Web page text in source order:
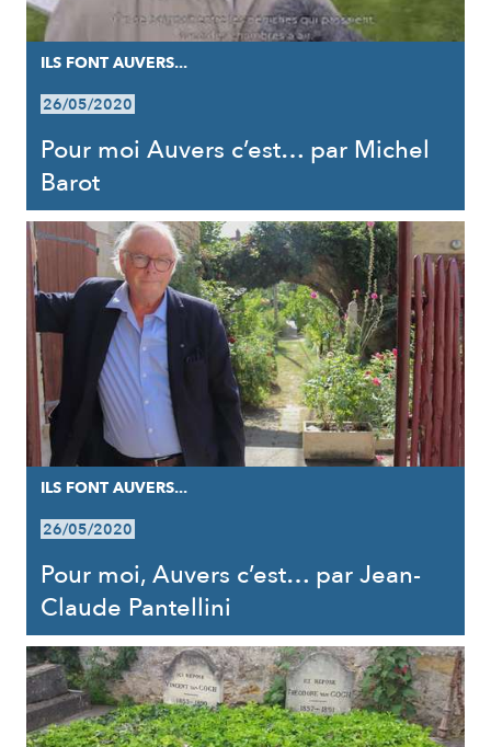
ILS FONT AUVERS...
26/05/2020
Pour moi Auvers c’est… par Michel
Barot
ILS FONT AUVERS...
26/05/2020
Pour moi, Auvers c’est… par Jean-
Claude Pantellini